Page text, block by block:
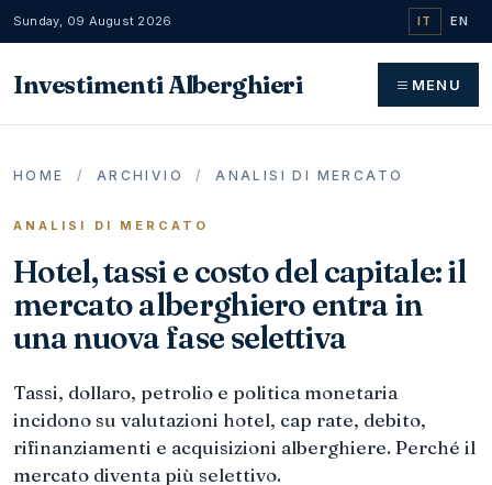
Sunday, 09 August 2026 IT EN
Investimenti Alberghieri MENU
HOME / ARCHIVIO / ANALISI DI MERCATO
ANALISI DI MERCATO
Hotel, tassi e costo del capitale: il
mercato alberghiero entra in
una nuova fase selettiva
Tassi, dollaro, petrolio e politica monetaria
incidono su valutazioni hotel, cap rate, debito,
rifinanziamenti e acquisizioni alberghiere. Perché il
mercato diventa più selettivo.